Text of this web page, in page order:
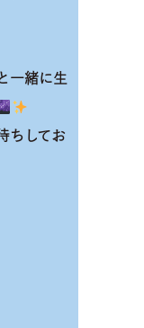
一緒に生
ちしてお